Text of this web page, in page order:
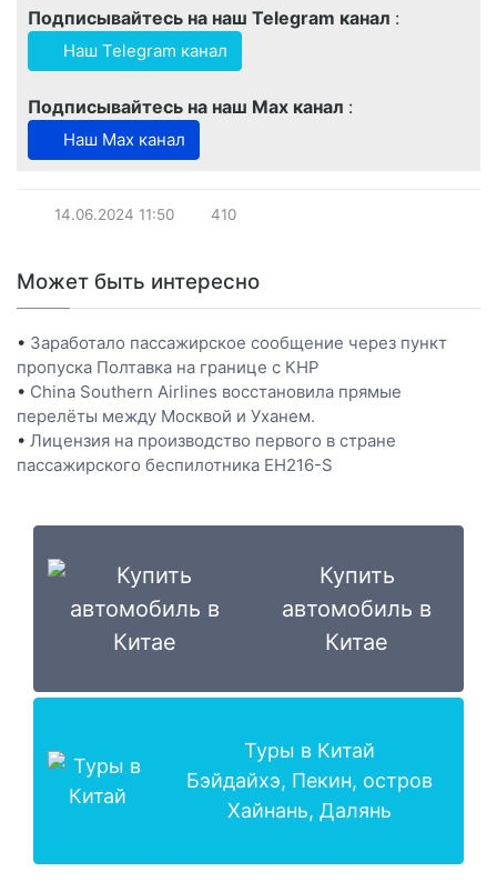
Подписывайтесь на наш Telegram канал :
Наш Telegram канал
Подписывайтесь на наш Max канал :
Наш Max канал
14.06.2024 11:50 410
Может быть интересно
• Заработало пассажирское сообщение через пункт
пропуска Полтавка на границе с КНР
• China Southern Airlines восстановила прямые
перелёты между Москвой и Уханем.
• Лицензия на производство первого в стране
пассажирского беспилотника EH216-S
Купить
автомобиль в
Китае
Туры в Китай
Бэйдайхэ, Пекин, остров
Хайнань, Далянь